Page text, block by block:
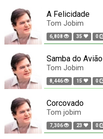
A Felicidade
Tom Jobim
6,808 35 0
Samba do Avião
Tom Jobim
8,446 15 0
Corcovado
Tom jobim
7,306 23 0